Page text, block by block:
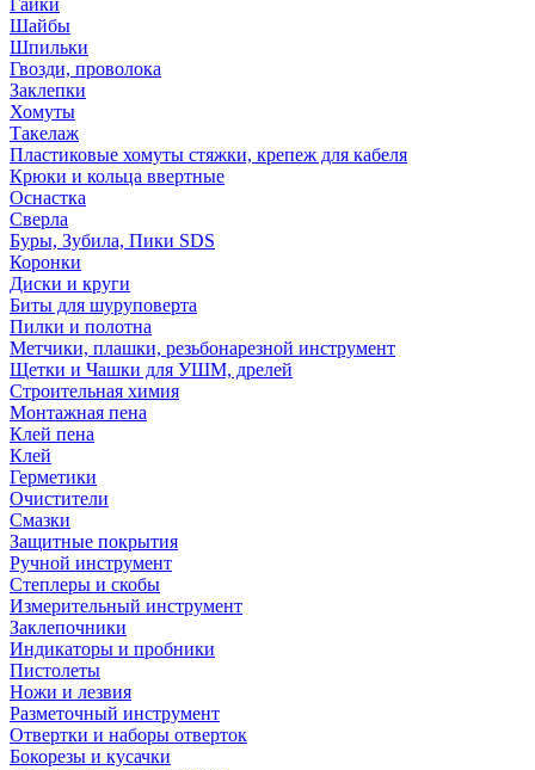
Гайки
Шайбы
Шпильки
Гвозди, проволока
Заклепки
Хомуты
Такелаж
Пластиковые хомуты стяжки, крепеж для кабеля
Крюки и кольца ввертные
Оснастка
Сверла
Буры, Зубила, Пики SDS
Коронки
Диски и круги
Биты для шуруповерта
Пилки и полотна
Метчики, плашки, резьбонарезной инструмент
Щетки и Чашки для УШМ, дрелей
Строительная химия
Монтажная пена
Клей пена
Клей
Герметики
Очистители
Смазки
Защитные покрытия
Ручной инструмент
Степлеры и скобы
Измерительный инструмент
Заклепочники
Индикаторы и пробники
Пистолеты
Ножи и лезвия
Разметочный инструмент
Отвертки и наборы отверток
Бокорезы и кусачки